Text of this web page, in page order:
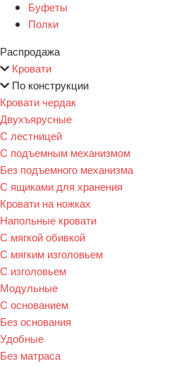
Буфеты
Полки
Распродажа
Кровати
По конструкции
Кровати чердак
Двухъярусные
С лестницей
С подъемным механизмом
Без подъемного механизма
С ящиками для хранения
Кровати на ножках
Напольные кровати
С мягкой обивкой
С мягким изголовьем
С изголовьем
Модульные
С основанием
Без основания
Удобные
Без матраса